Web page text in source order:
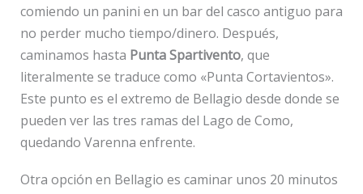
comiendo un panini en un bar del casco antiguo para
no perder mucho tiempo/dinero. Después,
caminamos hasta Punta Spartivento, que
literalmente se traduce como «Punta Cortavientos».
Este punto es el extremo de Bellagio desde donde se
pueden ver las tres ramas del Lago de Como,
quedando Varenna enfrente.
Otra opción en Bellagio es caminar unos 20 minutos